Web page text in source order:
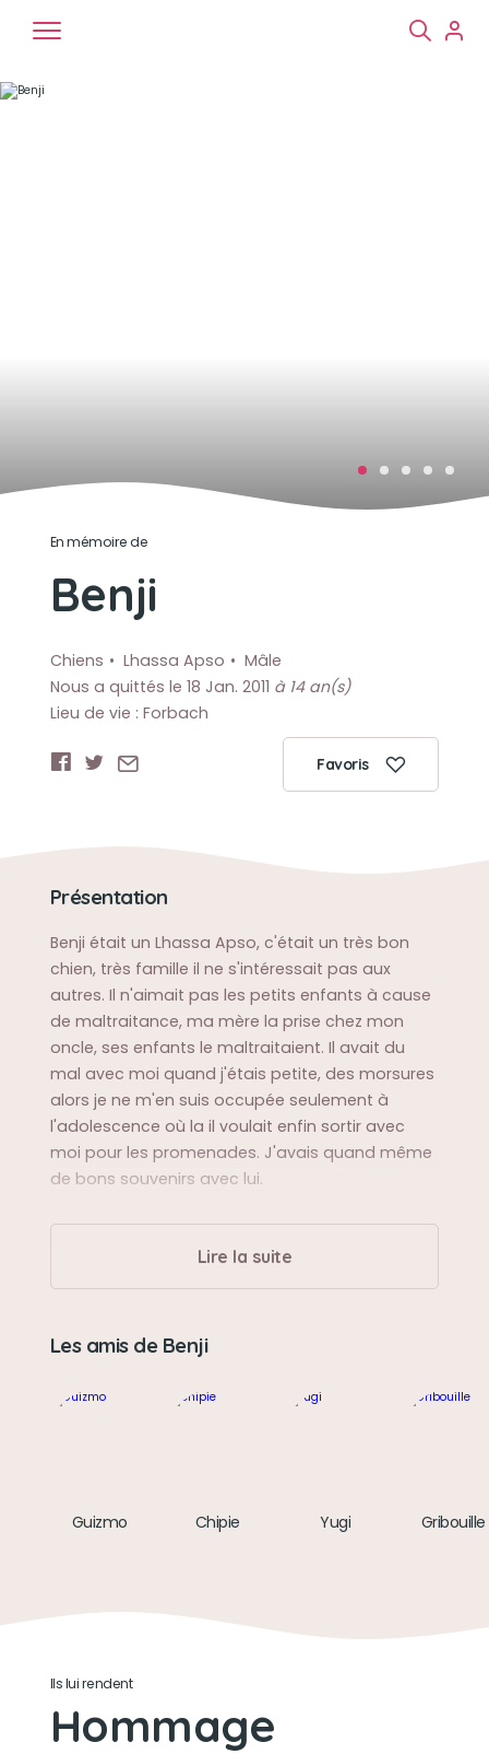
En mémoire de
Benji
Chiens Lhassa Apso
Mâle
Nous a quittés le 18 Jan. 2011 à 14 an(s)
Lieu de vie : Forbach
Favoris
Présentation
Benji était un Lhassa Apso, c'était un très bon
chien, très famille il ne s'intéressait pas aux
autres. Il n'aimait pas les petits enfants à cause
de maltraitance, ma mère la prise chez mon
oncle, ses enfants le maltraitaient. Il avait du
mal avec moi quand j'étais petite, des morsures
alors je ne m'en suis occupée seulement à
l'adolescence où la il voulait enfin sortir avec
moi pour les promenades. J'avais quand même
de bons souvenirs avec lui.
Il aimait sortir dans le parc médiéval de notre
la France.
Sa bêtise préférée
Son caractère
y avait une petite tête de Pikachu, les friandises
Lire la suite
Les amis de Benji
Guizmo Chipie Yugi Gribouille
Ils lui rendent
Hommage